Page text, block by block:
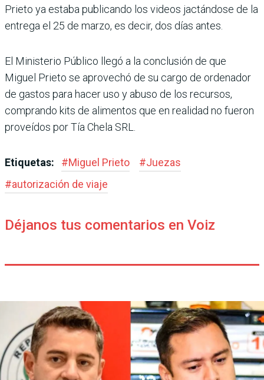
Prieto ya estaba publicando los videos jactán­dose de la
entrega el 25 de marzo, es decir, dos días antes.
El Ministerio Público llegó a la conclusión de que
Miguel Prieto se aprovechó de su cargo de ordenador
de gastos para hacer uso y abuso de los recursos,
comprando kits de alimentos que en reali­dad no fueron
proveídos por Tía Chela SRL.
Etiquetas: #Miguel Prieto #Juezas
#autorización de viaje
Déjanos tus comentarios en Voiz